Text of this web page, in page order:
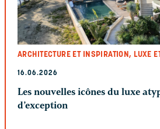
ARCHITECTURE ET INSPIRATION, LUXE
16.06.2026
Les nouvelles icônes du luxe
d’exception